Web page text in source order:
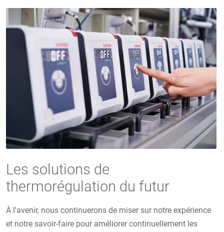
Les solutions de
thermorégulation du futur
À l'avenir, nous continuerons de miser sur notre expérience
et notre savoir-faire pour améliorer continuellement les